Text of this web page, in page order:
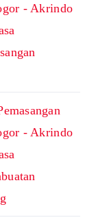
- Akrindo
- Akrindo